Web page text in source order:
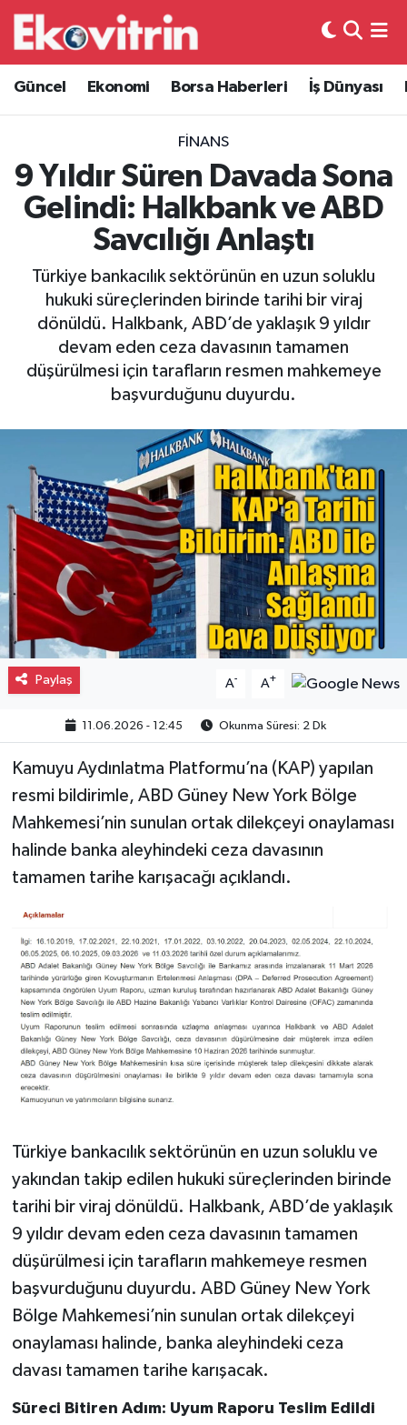
Güncel Ekonomi Borsa Haberleri İş Dünyası
FINANS
9 Yıldır Süren Davada Sona
Gelindi: Halkbank ve ABD
Savcılığı Anlaştı
Türkiye bankacılık sektörünün en uzun soluklu
hukuki süreçlerinden birinde tarihi bir viraj
dönüldü. Halkbank, ABD’de yaklaşık 9 yıldır
devam eden ceza davasının tamamen
düşürülmesi için tarafların resmen mahkemeye
başvurduğunu duyurdu.
Paylaş A- A+
11.06.2026 - 12:45 Okunma Süresi: 2 Dk
Kamuyu Aydınlatma Platformu’na (KAP) yapılan
resmi bildirimle, ABD Güney New York Bölge
Mahkemesi’nin sunulan ortak dilekçeyi onaylaması
halinde banka aleyhindeki ceza davasının
tamamen tarihe karışacağı açıklandı.
Türkiye bankacılık sektörünün en uzun soluklu ve
yakından takip edilen hukuki süreçlerinden birinde
tarihi bir viraj dönüldü. Halkbank, ABD’de yaklaşık
9 yıldır devam eden ceza davasının tamamen
düşürülmesi için tarafların mahkemeye resmen
başvurduğunu duyurdu. ABD Güney New York
Bölge Mahkemesi’nin sunulan ortak dilekçeyi
onaylaması halinde, banka aleyhindeki ceza
davası tamamen tarihe karışacak.
Süreci Bitiren Adım: Uyum Raporu Teslim Edildi
Güncel
Ekonomi
Borsa Haberleri
İş Dünyası
Lojistik
Otovitrin
Asayiş
Magazin
Spor
Eğitim
Hava Durumu
Trafik Durumu
Süper Lig Puan Durumu ve Fikstür
Tüm Manşetler
Son Dakika Haberleri
Haber Arşivi